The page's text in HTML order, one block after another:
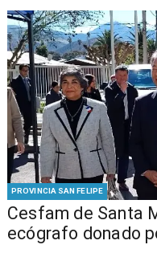
PROVINCIA SAN FELIPE
Cesfam de Santa
ecógrafo donado